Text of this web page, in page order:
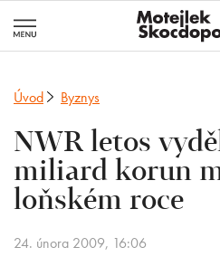
Úvod Byznys
NWR letos
miliard korun
loňském roce
24. února 2009, 16:06